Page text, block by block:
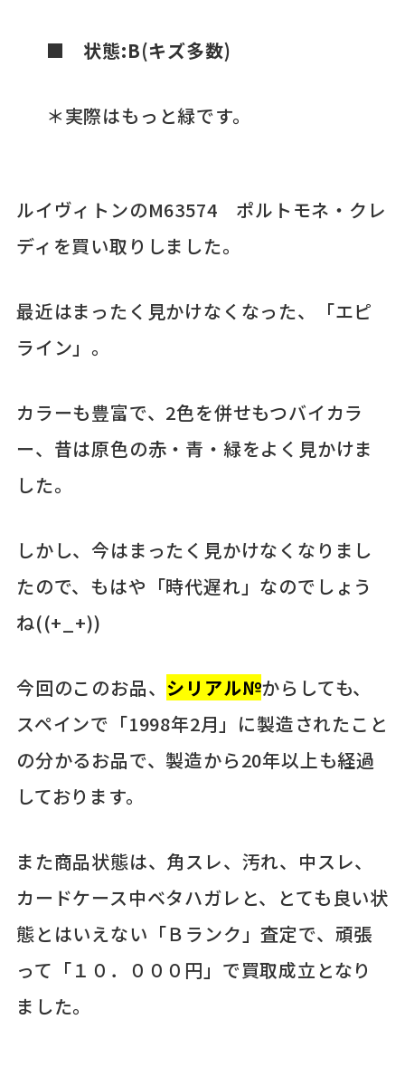
■ 状態:B(キズ多数)
＊実際はもっと緑です。
ルイヴィトンのM63574 ポルトモネ・クレ
ディを買い取りしました。
最近はまったく見かけなくなった、「エピ
ライン」。
カラーも豊富で、2色を併せもつバイカラ
ー、昔は原色の赤・青・緑をよく見かけま
した。
しかし、今はまったく見かけなくなりまし
たので、もはや「時代遅れ」なのでしょう
ね((+_+))
今回のこのお品、 シリアル№からしても、
スペインで「1998年2月」に製造されたこと
の分かるお品で、製造から20年以上も経過
しております。
また商品状態は、角スレ、汚れ、中スレ、
カードケース中ベタハガレと、とても良い状
態とはいえない「Ｂランク」査定で、頑張
って「１０．０００円」で買取成立となり
ました。